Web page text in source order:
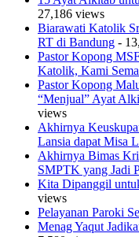
27,186 views
Biarawati Katolik
RT di Bandung -
Pastor Kopong
Katolik, Kami
Pastor Kopong
“Menjual” Ayat
views
Akhirnya
Lansia dapat Misa
Akhirnya Bimas
SMPTK yang Jadi
Kita Dipanggil
views
Pelayanan Paroki
Menag Yaqut